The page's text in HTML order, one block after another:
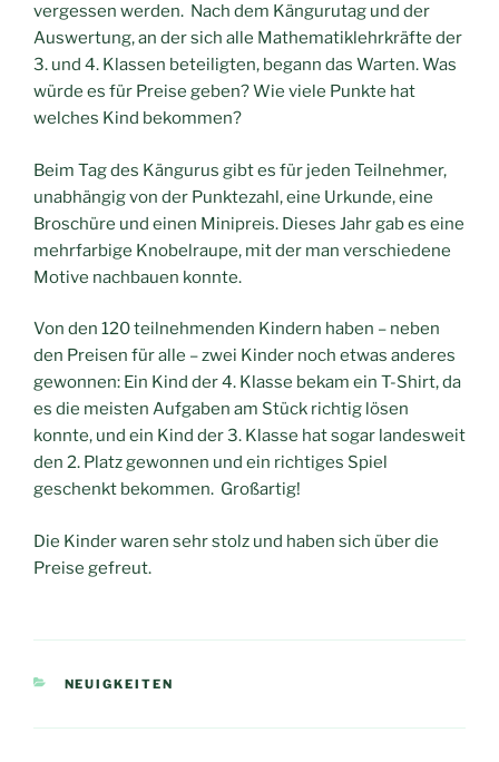
vergessen werden. Nach dem Kängurutag und der
Auswertung, an der sich alle Mathematiklehrkräfte der
3. und 4. Klassen beteiligten, begann das Warten. Was
würde es für Preise geben? Wie viele Punkte hat
welches Kind bekommen?
Beim Tag des Kängurus gibt es für jeden Teilnehmer,
unabhängig von der Punktezahl, eine Urkunde, eine
Broschüre und einen Minipreis. Dieses Jahr gab es eine
mehrfarbige Knobelraupe, mit der man verschiedene
Motive nachbauen konnte.
Von den 120 teilnehmenden Kindern haben – neben
den Preisen für alle – zwei Kinder noch etwas anderes
gewonnen: Ein Kind der 4. Klasse bekam ein T-Shirt, da
es die meisten Aufgaben am Stück richtig lösen
konnte, und ein Kind der 3. Klasse hat sogar landesweit
den 2. Platz gewonnen und ein richtiges Spiel
geschenkt bekommen. Großartig!
Die Kinder waren sehr stolz und haben sich über die
Preise gefreut.
KATEGORIEN
NEUIGKEITEN